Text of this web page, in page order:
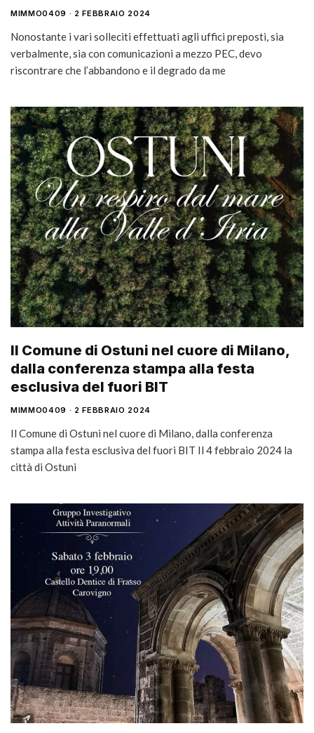
MIMMO0409 2 FEBBRAIO 2024
Nonostante i vari solleciti effettuati agli uffici preposti, sia
verbalmente, sia con comunicazioni a mezzo PEC, devo
riscontrare che l’abbandono e il degrado da me
Il Comune di Ostuni nel cuore di Milano,
dalla conferenza stampa alla festa
esclusiva del fuori BIT
MIMMO0409 2 FEBBRAIO 2024
Il Comune di Ostuni nel cuore di Milano, dalla conferenza
stampa alla festa esclusiva del fuori BIT Il 4 febbraio 2024 la
città di Ostuni